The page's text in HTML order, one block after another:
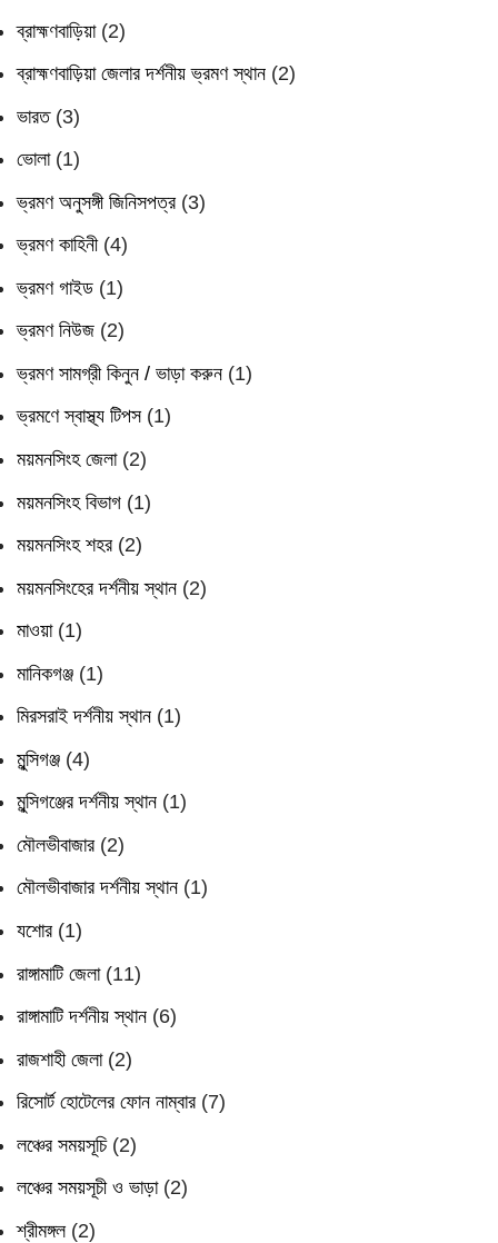
ব্রাহ্মণবাড়িয়া(2)
ব্রাহ্মণবাড়িয়া জেলার দর্শনীয় ভ্রমণ স্থান (2)
ভারত(3)
ভোলা(1)
ভ্রমণ অনুসঙ্গী জিনিসপত্র(3)
ভ্রমণ কাহিনী(4)
ভ্রমণ গাইড (1)
ভ্রমণ নিউজ (2)
ভ্রমণ সামগ্রী কিনুন / ভাড়া করুন (1)
ভ্রমণে স্বাস্থ্য টিপস(1)
ময়মনসিংহ জেলা(2)
ময়মনসিংহ বিভাগ (1)
ময়মনসিংহ শহর(2)
ময়মনসিংহের দর্শনীয় স্থান (2)
মাওয়া(1)
মানিকগঞ্জ (1)
মিরসরাই দর্শনীয় স্থান (1)
মুন্সিগঞ্জ (4)
মুন্সিগঞ্জের দর্শনীয় স্থান (1)
মৌলভীবাজার(2)
মৌলভীবাজার দর্শনীয় স্থান (1)
যশোর(1)
রাঙ্গামাটি জেলা(11)
রাঙ্গামাটি দর্শনীয় স্থান (6)
রাজশাহী জেলা(2)
রিসোর্ট হোটেলের ফোন নাম্বার(7)
লঞ্চের সময়সূচি(2)
লঞ্চের সময়সূচী ও ভাড়া(2)
শ্রীমঙ্গল(2)